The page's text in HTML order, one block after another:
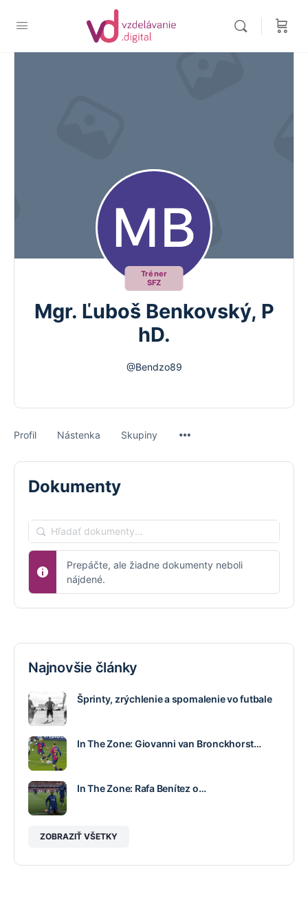
Tréner
SFZ
Mgr. Ľuboš Benkovský, P
hD.
@Bendzo89
Profil Nástenka Skupiny
Dokumenty
Hľadať
dokumenty...
Prepáčte, ale žiadne dokumenty neboli
nájdené.
Najnovšie články
Šprinty, zrýchlenie a spomalenie vo futbale
In The Zone: Giovanni van Bronckhorst…
In The Zone: Rafa Benítez o…
ZOBRAZIŤ VŠETKY